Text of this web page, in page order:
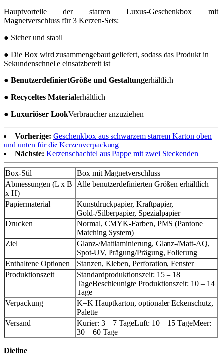
Hauptvorteile der starren Luxus-Geschenkbox mit
Magnetverschluss für 3 Kerzen-Sets:
● Sicher und stabil
● Die Box wird zusammengebaut geliefert, sodass das Produkt in
Sekundenschnelle einsatzbereit ist
● BenutzerdefiniertGröße und Gestaltungerhältlich
● Recyceltes Materialerhältlich
● Luxuriöser LookVerbraucher anzuziehen
Vorherige: Geschenkbox aus schwarzem starrem Karton oben
und unten für die Kerzenverpackung
Nächste: Kerzenschachtel aus Pappe mit zwei Steckenden
Box-Stil
Box mit Magnetverschluss
Abmessungen (L x B
x H)
Alle benutzerdefinierten Größen erhältlich
Papiermaterial
Kunstdruckpapier, Kraftpapier,
Gold-/Silberpapier, Spezialpapier
Drucken
Normal, CMYK-Farben, PMS (Pantone
Matching System)
Ziel
Glanz-/Mattlaminierung, Glanz-/Matt-AQ,
Spot-UV, Prägung/Prägung, Folierung
Enthaltene Optionen
Stanzen, Kleben, Perforation, Fenster
Produktionszeit
Standardproduktionszeit: 15 – 18
TageBeschleunigte Produktionszeit: 10 – 14
Tage
Verpackung
K=K Hauptkarton, optionaler Eckenschutz,
Palette
Versand
Kurier: 3 – 7 TageLuft: 10 – 15 TageMeer:
30 – 60 Tage
Dieline